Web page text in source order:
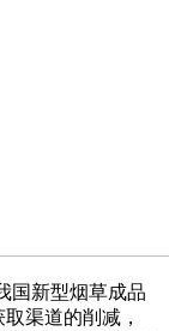
新型烟草成品
渠道的削减，